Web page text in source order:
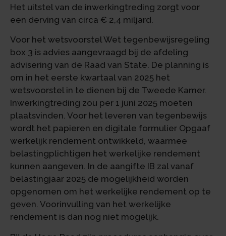
Het uitstel van de inwerkingtreding zorgt voor
een derving van circa € 2,4 miljard.
Voor het wetsvoorstel Wet tegenbewijsregeling
box 3 is advies aangevraagd bij de afdeling
advisering van de Raad van State. De planning is
om in het eerste kwartaal van 2025 het
wetsvoorstel in te dienen bij de Tweede Kamer.
Inwerkingtreding zou per 1 juni 2025 moeten
plaatsvinden. Voor het leveren van tegenbewijs
wordt het papieren en digitale formulier Opgaaf
werkelijk rendement ontwikkeld, waarmee
belastingplichtigen het werkelijke rendement
kunnen aangeven. In de aangifte IB zal vanaf
belastingjaar 2025 de mogelijkheid worden
opgenomen om het werkelijke rendement op te
geven. Voorinvulling van het werkelijke
rendement is dan nog niet mogelijk.